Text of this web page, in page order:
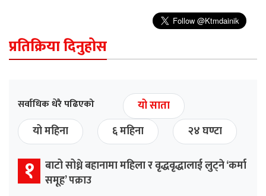
प्रतिक्रिया दिनुहोस
सर्वाधिक धेरै पढिएको
यो साता
यो महिना
६ महिना २४ घण्टा
१ बाटो सोध्ने बहानामा महिला र वृद्धवृद्धालाई लुट्ने ‘कर्मा
समूह’ पक्राउ